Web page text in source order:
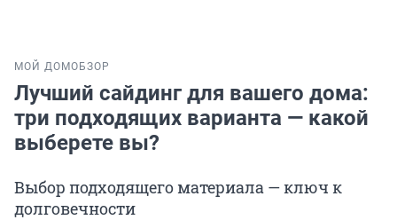
МОЙ ДОМОБЗОР
Лучший сайдинг для вашего дома:
три подходящих варианта — какой
выберете вы?
Выбор подходящего материала — ключ к
долговечности